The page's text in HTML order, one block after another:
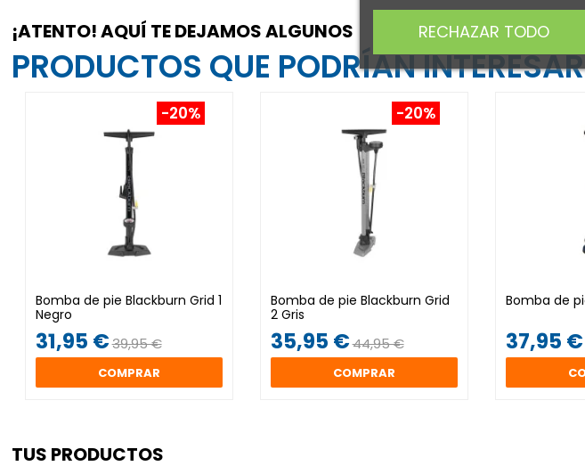
¡ATENTO! AQUÍ TE DEJAMOS ALGUNOS
PRODUCTOS QUE PODRÍAN
-20%
Bomba de pie Blackburn Grid 1
Negro
31,95 €39,95 €
COMPRAR
-20%
Bomba de pie Blackburn Grid
2 Gris
35,95 €44,95 €
COMPRAR
Bomba de
37,95 €
TUS PRODUCTOS
RECHAZAR TODO